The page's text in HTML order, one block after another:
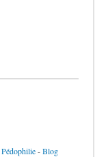
Pédophilie-Blog